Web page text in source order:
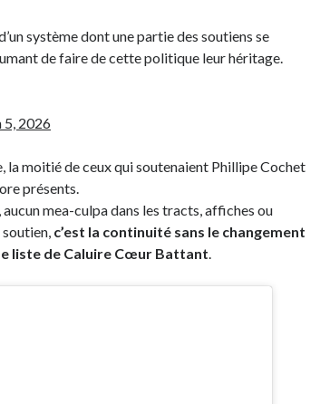
système dont une partie des soutiens se
de faire de cette politique leur héritage.
5, 2026
la moitié de ceux qui soutenaient Phillipe Cochet
présents.
mea-culpa dans les tracts, affiches ou
soutien, c’est la continuité sans le changement
liste de Caluire Cœur Battant.